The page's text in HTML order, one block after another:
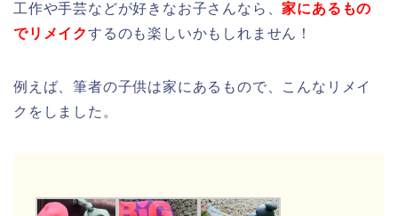
工作や手芸などが好きなお子さんなら、家にあるもの
でリメイクするのも楽しいかもしれません！
例えば、筆者の子供は家にあるもので、こんなリメイ
クをしました。